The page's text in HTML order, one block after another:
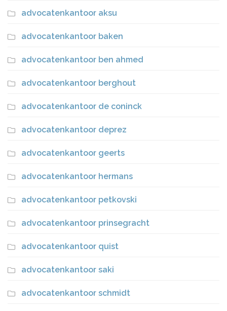
advocatenkantoor aksu
advocatenkantoor baken
advocatenkantoor ben ahmed
advocatenkantoor berghout
advocatenkantoor de coninck
advocatenkantoor deprez
advocatenkantoor geerts
advocatenkantoor hermans
advocatenkantoor petkovski
advocatenkantoor prinsegracht
advocatenkantoor quist
advocatenkantoor saki
advocatenkantoor schmidt